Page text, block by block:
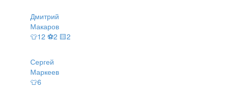
Дмитрий
Макаров
👕12 ⚽2 🟨2
Сергей
Маркеев
👕6